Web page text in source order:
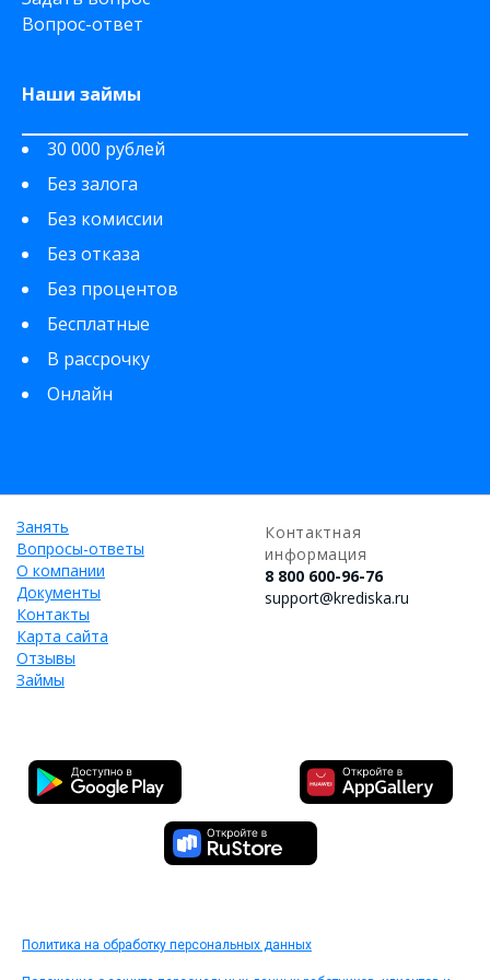
Вопрос-ответ
Наши займы
30 000 рублей
Без залога
Без комиссии
Без отказа
Без процентов
Бесплатные
В рассрочку
Онлайн
Занять
Вопросы-ответы
О компании
Документы
Контакты
Карта сайта
Отзывы
Займы
Контактная
информация
8 800 600-96-76
support@krediska.ru
Политика на обработку персональных данных